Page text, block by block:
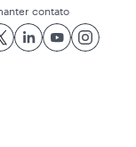
contato